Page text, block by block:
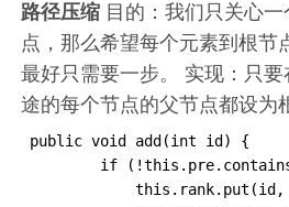
路径压缩 目的：我们只关心
点，那么希望每个元素到根节
最好只需要一步。 实现：只
途的每个节点的父节点都设为
public void add(int id) {